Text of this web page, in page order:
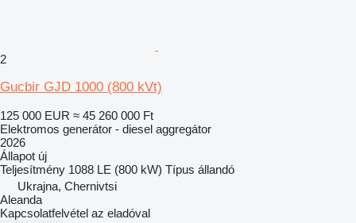
2
Gucbir GJD 1000 (800 kVt)
125 000 EUR ≈ 45 260 000 Ft
Elektromos generátor - diesel aggregátor
2026
Állapot új
Teljesítmény 1088 LE (800 kW) Típus állandó
Ukrajna, Chernivtsi
Aleanda
Kapcsolatfelvétel az eladóval